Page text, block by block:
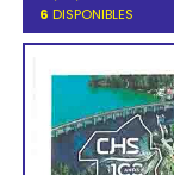
6 DISPONIBLES